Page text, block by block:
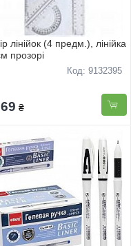
лінійок (4 предм.), лінійка
прозорі
Код: 9132395
₴